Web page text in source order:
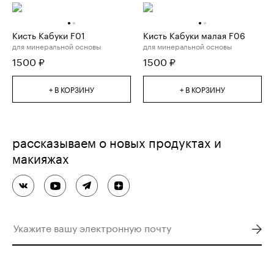
Кисть Кабуки F01
для минеральной основы
1500 ₽
+ В КОРЗИНУ
Кисть Кабуки малая F06
для минеральной основы
1500 ₽
+ В КОРЗИНУ
рассказываем о новых продуктах и
макияжах